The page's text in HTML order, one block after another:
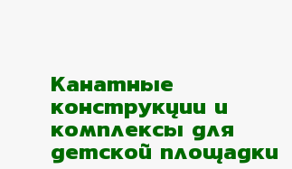
Канатные
конструкции и
комплексы для
детской площадки